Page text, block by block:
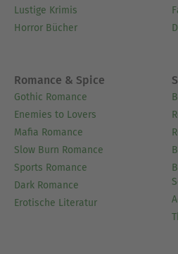
Lustige Krimis
Horror Bücher
Romance & Spice
Gothic Romance
Enemies to Lovers
Mafia Romance
Slow Burn Romance
Sports Romance
Dark Romance
Erotische Literatur